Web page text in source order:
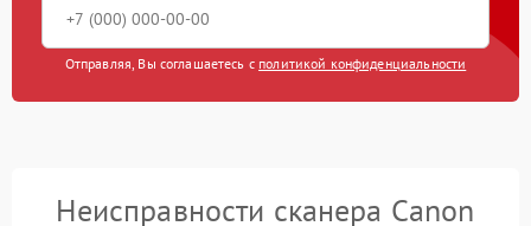
Отправляя, Вы соглашаетесь с политикой конфиденциальности
Неисправности сканера Canon